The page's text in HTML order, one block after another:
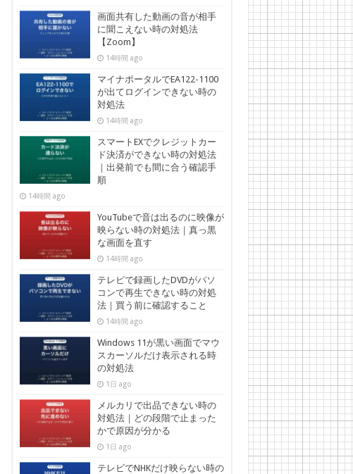
画面共有した動画の音が相手
に聞こえない時の対処法
【Zoom】
14時間 ago
マイナポータルでEA122-1100
が出てログインできない時の
対処法
14時間 ago
スマートEXでクレジットカー
ド決済ができない時の対処法
｜出発前でも間に合う確認手
順
14時間 ago
YouTubeで音は出るのに映像が
映らない時の対処法｜真っ黒
な画面を直す
14時間 ago
テレビで録画したDVDがパソ
コンで再生できない時の対処
法｜買う前に確認すること
14時間 ago
Windows 11が黒い画面でマウ
スカーソルだけ表示される時
の対処法
1日 ago
メルカリで出品できない時の
対処法｜どの段階で止まった
かで原因が分かる
1日 ago
テレビでNHKだけ映らない時の